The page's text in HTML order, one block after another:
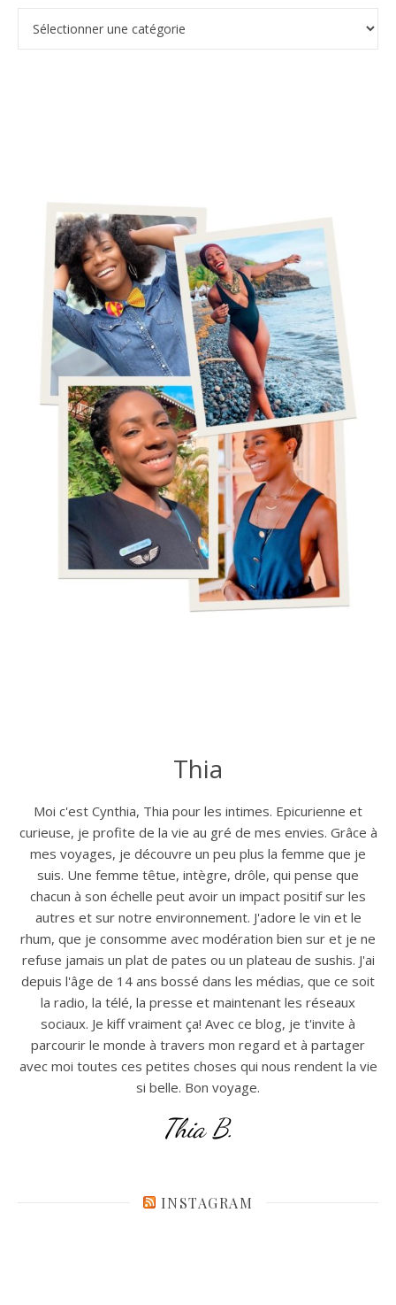
Thia
Moi c'est Cynthia, Thia pour les intimes. Epicurienne et
curieuse, je profite de la vie au gré de mes envies. Grâce à
mes voyages, je découvre un peu plus la femme que je
suis. Une femme têtue, intègre, drôle, qui pense que
chacun à son échelle peut avoir un impact positif sur les
autres et sur notre environnement. J'adore le vin et le
rhum, que je consomme avec modération bien sur et je ne
refuse jamais un plat de pates ou un plateau de sushis. J'ai
depuis l'âge de 14 ans bossé dans les médias, que ce soit
la radio, la télé, la presse et maintenant les réseaux
sociaux. Je kiff vraiment ça! Avec ce blog, je t'invite à
parcourir le monde à travers mon regard et à partager
avec moi toutes ces petites choses qui nous rendent la vie
si belle. Bon voyage.
Thia B.
INSTAGRAM